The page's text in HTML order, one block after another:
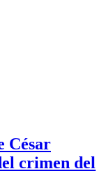
César
crimen del